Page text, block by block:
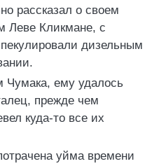
рассказал о своем
Леве Кликмане, с
дизельным
Чумака, ему удалось
прежде чем
куда-то все их
уйма времени